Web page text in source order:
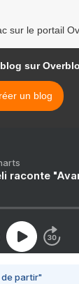
sur le portail
sur
un blog
raconte
de partir"